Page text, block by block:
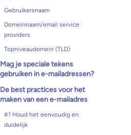
Gebruikersnaam
Domeinnaam/email service
providers
Topniveaudomein (TLD)
Mag je speciale tekens
gebruiken in e-mailadressen?
De best practices voor het
maken van een e-mailadres
#1 Houd het eenvoudig en
duidelijk